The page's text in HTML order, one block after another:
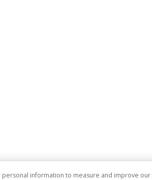
personal information to measure and improve our